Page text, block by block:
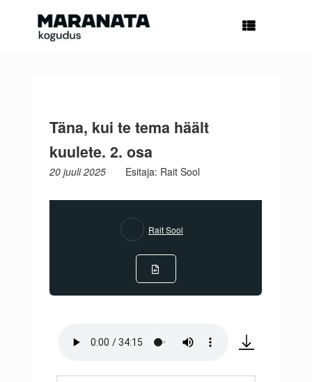
Täna, kui te tema häält
kuulete. 2. osa
20 juuli 2025 Esitaja: Rait Sool
Rait Sool